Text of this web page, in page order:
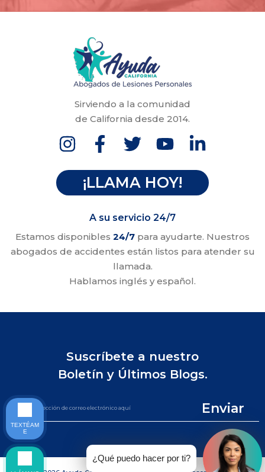
Sirviendo a la comunidad
de California desde 2014.
¡LLAMA HOY!
A su servicio 24/7
Estamos disponibles 24/7 para ayudarte. Nuestros
abogados de accidentes están listos para atender su
llamada.
Hablamos inglés y español.
Suscríbete a nuestro
Boletín y Últimos Blogs.
Enviar
¿Qué puedo hacer por ti?
TEXTÉAM
E